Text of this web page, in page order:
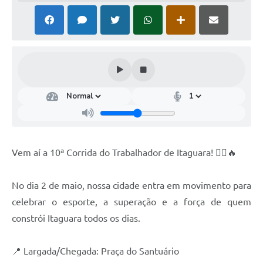
Vem aí a 10ª Corrida do Trabalhador de Itaguara! 🏃‍♂️🔥
No dia 2 de maio, nossa cidade entra em movimento para
celebrar o esporte, a superação e a força de quem
constrói Itaguara todos os dias.
📍 Largada/Chegada: Praça do Santuário